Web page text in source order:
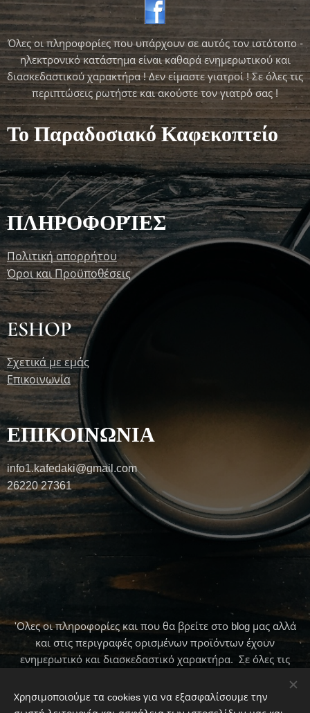
Όλες οι πληροφορίες που υπάρχουν σε αυτός τον ιστότοπο -
ηλεκτρονικό κατάστημα είναι καθαρά ενημερωτικού και
διασκεδαστικού χαρακτήρα ! Δεν είμαστε γιατροί ! Σε όλες τις
περιπτώσεις ρωτήστε και ακούστε τον γιατρό σας !
Το Παραδοσιακό Καφεκοπτείο
ΠΛΗΡΟΦΟΡΊΕΣ
Πολιτική απορρήτου
Όροι και Προϋποθέσεις
ESHOP
Σχετικά με εμάς
Επικοινωνία
ΕΠΙΚΟΙΝΩΝΙΑ
info1.kafedaki@gmail.com
26220 27361
'Ολες οι πληροφορίες και που θα βρείτε στο blog μας αλλά
και στις περιγραφές ορισμένων προϊόντων έχουν
ενημερωτικό και διασκεδαστικό χαρακτήρα. Σε όλες τις
Χρησιμοποιούμε τα cookies για να εξασφαλίσουμε την